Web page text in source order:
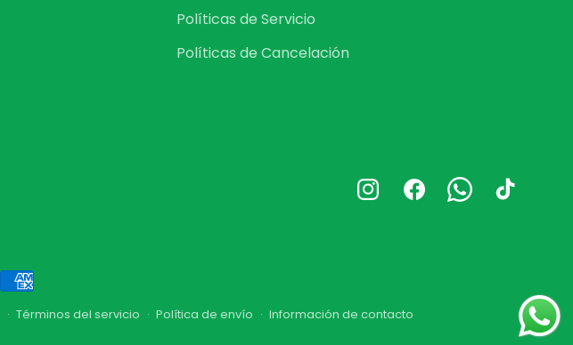
Políticas de Servicio
Políticas de Cancelación
InstagramFacebookWhatsappTikTok
Términos del servicio Política de envío Información de contacto